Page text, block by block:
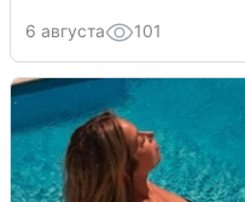
6 августа 101